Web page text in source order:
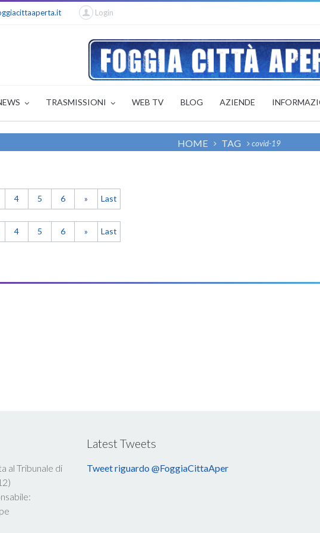
Login
TRASMISSIONI WEB TV BLOG AZIENDE
HOME TAG covid-19
4 5 6 » Last
4 5 6 » Last
al Tribunale di
Latest Tweets
Tweet riguardo @FoggiaCittaAper